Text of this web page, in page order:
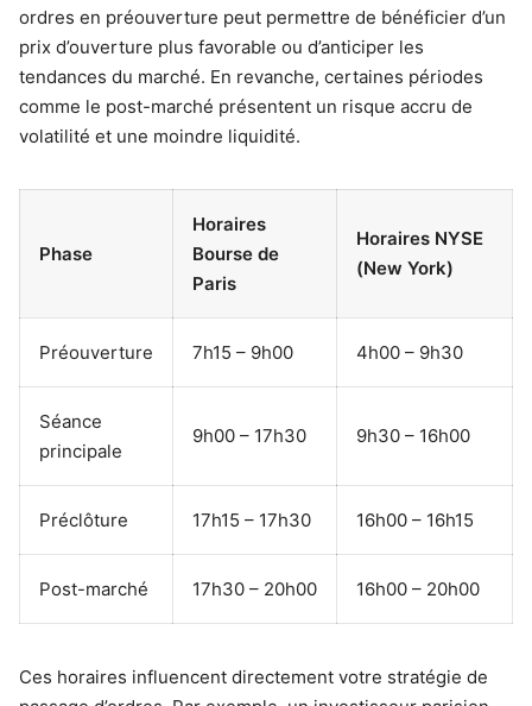
ordres en préouverture peut permettre de bénéficier d’un
prix d’ouverture plus favorable ou d’anticiper les
tendances du marché. En revanche, certaines périodes
comme le post-marché présentent un risque accru de
volatilité et une moindre liquidité.
Phase
Horaires
Bourse de
Paris
Horaires NYSE
(New York)
Préouverture 7h15 – 9h00 4h00 – 9h30
Séance
principale
9h00 – 17h30 9h30 – 16h00
Préclôture 17h15 – 17h30 16h00 – 16h15
Post-marché 17h30 – 20h00 16h00 – 20h00
Ces horaires influencent directement votre stratégie de